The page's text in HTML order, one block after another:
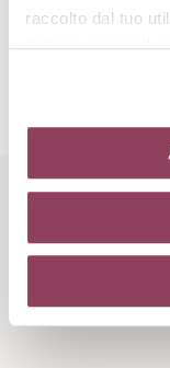
raccolto dal tuo
di più o negare il
cliccando sul
cookie di
“Rifiuta”.
comando “X”
diversi da quelli
superficiale
poter penetrare